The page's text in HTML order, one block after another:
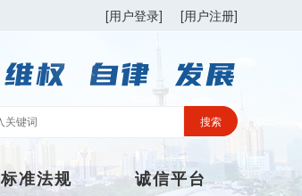
[用户注册]
[用户登录]
标准法规 诚信平台